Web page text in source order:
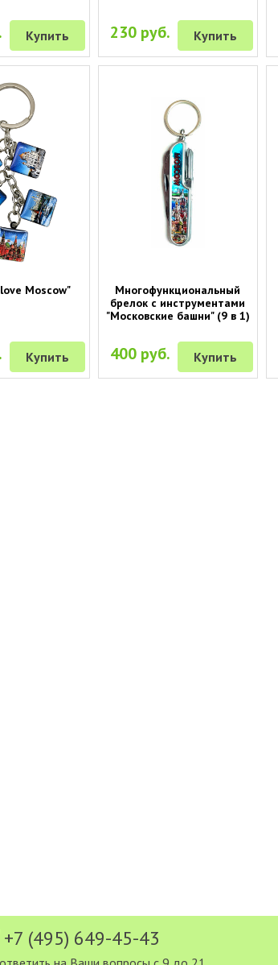
Купить 230 руб. Купить
Moscow"
Купить
Многофункциональный
брелок с инструментами
"Московские башни" (9 в 1)
400 руб. Купить
+7 (495) 649-45-43